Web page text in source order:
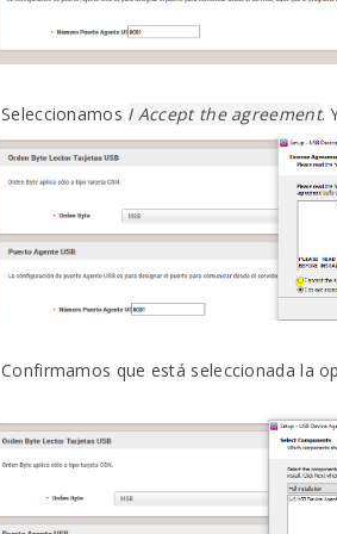
Seleccionamos I Accept the agreement.
Confirmamos que está seleccionada la